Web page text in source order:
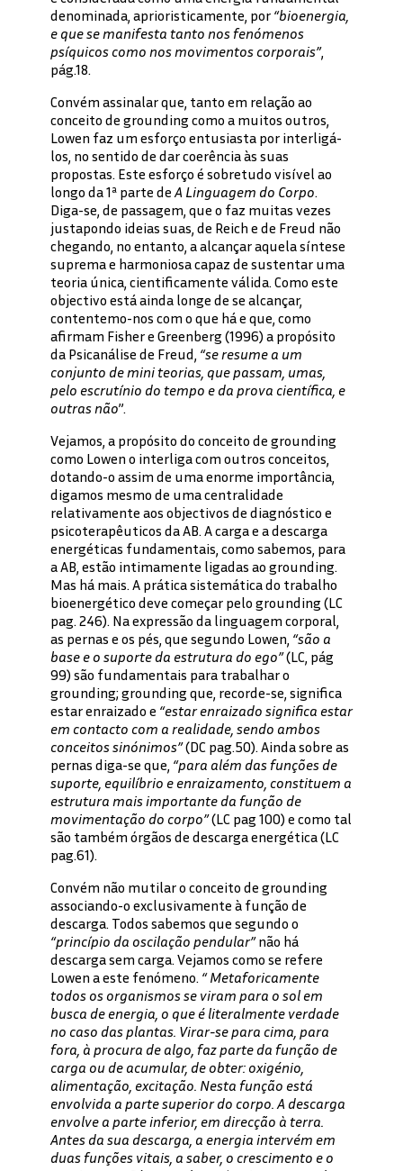
denominada, aprioristicamente, por “bioenergia,
e que se manifesta tanto nos fenómenos
psíquicos como nos movimentos corporais”,
pág.18.
Convém assinalar que, tanto em relação ao
conceito de grounding como a muitos outros,
Lowen faz um esforço entusiasta por interligá-
los, no sentido de dar coerência às suas
propostas. Este esforço é sobretudo visível ao
longo da 1ª parte de A Linguagem do Corpo.
Diga-se, de passagem, que o faz muitas vezes
justapondo ideias suas, de Reich e de Freud não
chegando, no entanto, a alcançar aquela síntese
suprema e harmoniosa capaz de sustentar uma
teoria única, cientificamente válida. Como este
objectivo está ainda longe de se alcançar,
contentemo-nos com o que há e que, como
afirmam Fisher e Greenberg (1996) a propósito
da Psicanálise de Freud, “se resume a um
conjunto de mini teorias, que passam, umas,
pelo escrutínio do tempo e da prova científica, e
outras não”.
Vejamos, a propósito do conceito de grounding
como Lowen o interliga com outros conceitos,
dotando-o assim de uma enorme importância,
digamos mesmo de uma centralidade
relativamente aos objectivos de diagnóstico e
psicoterapêuticos da AB. A carga e a descarga
energéticas fundamentais, como sabemos, para
a AB, estão intimamente ligadas ao grounding.
Mas há mais. A prática sistemática do trabalho
bioenergético deve começar pelo grounding (LC
pag. 246). Na expressão da linguagem corporal,
as pernas e os pés, que segundo Lowen, “são a
base e o suporte da estrutura do ego”(LC, pág
99) são fundamentais para trabalhar o
grounding; grounding que, recorde-se, significa
estar enraizado e “estar enraizado significa estar
em contacto com a realidade, sendo ambos
conceitos sinónimos”(DC pag.50). Ainda sobre as
pernas diga-se que, “para além das funções de
suporte, equilíbrio e enraizamento, constituem a
estrutura mais importante da função de
movimentação do corpo”(LC pag 100) e como tal
são também órgãos de descarga energética (LC
pag.61).
Convém não mutilar o conceito de grounding
associando-o exclusivamente à função de
descarga. Todos sabemos que segundo o
“princípio da oscilação pendular”não há
descarga sem carga. Vejamos como se refere
Lowen a este fenómeno. “ Metaforicamente
todos os organismos se viram para o sol em
busca de energia, o que é literalmente verdade
no caso das plantas. Virar-se para cima, para
fora, à procura de algo, faz parte da função de
carga ou de acumular, de obter: oxigénio,
alimentação, excitação. Nesta função está
envolvida a parte superior do corpo. A descarga
envolve a parte inferior, em direcção à terra.
Antes da sua descarga, a energia intervém em
duas funções vitais, a saber, o crescimento e o